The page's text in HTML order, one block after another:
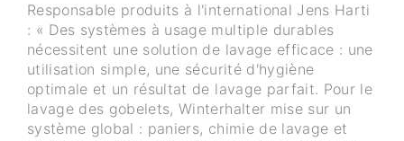
Responsable produits à l'international Jens Harti
: « Des systèmes à usage multiple durables
nécessitent une solution de lavage efficace : une
utilisation simple, une sécurité d'hygiène
optimale et un résultat de lavage parfait. Pour le
lavage des gobelets, Winterhalter mise sur un
système global : paniers, chimie de lavage et